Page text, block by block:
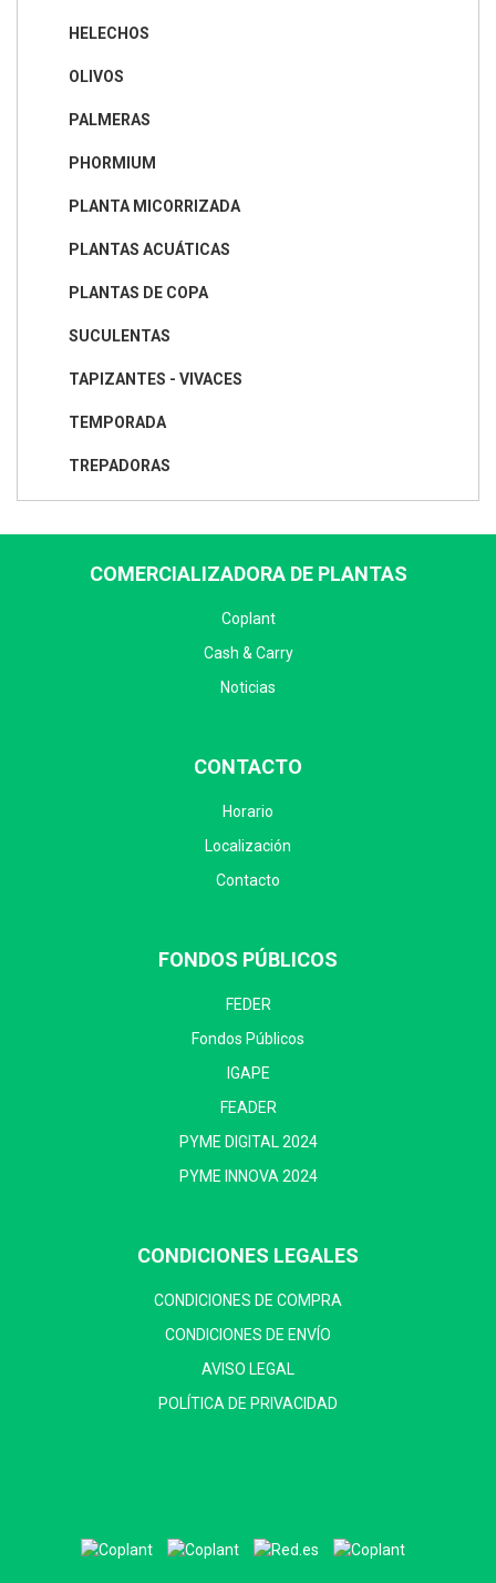
HELECHOS
OLIVOS
PALMERAS
PHORMIUM
PLANTA MICORRIZADA
PLANTAS ACUÁTICAS
PLANTAS DE COPA
SUCULENTAS
TAPIZANTES - VIVACES
TEMPORADA
TREPADORAS
COMERCIALIZADORA DE PLANTAS
Coplant
Cash & Carry
Noticias
CONTACTO
Horario
Localización
Contacto
FONDOS PÚBLICOS
FEDER
Fondos Públicos
IGAPE
FEADER
PYME DIGITAL 2024
PYME INNOVA 2024
CONDICIONES LEGALES
CONDICIONES DE COMPRA
CONDICIONES DE ENVÍO
AVISO LEGAL
POLÍTICA DE PRIVACIDAD